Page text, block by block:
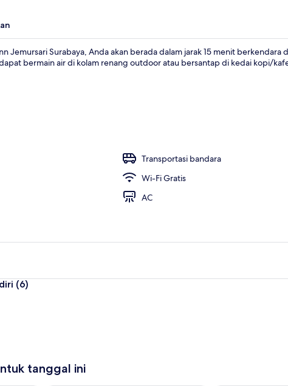
Kolam renang outdoor
Jemursari Surabaya, Anda akan berada dalam jarak 15 menit berkendara
bermain air di kolam renang outdoor atau bersantap di kedai kopi/
Transportasi bandara
Wi-Fi Gratis
AC
(6)
tanggal ini